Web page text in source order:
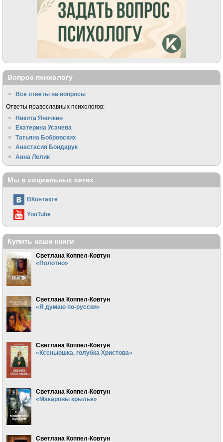
Вопрос психологу
Все ответы на вопросы
Ответы православных психологов:
Никита Яночкин
Екатерина Усачева
Татьяна Бобровских
Анастасия Бондарук
Анна Лелик
Мы в социальных сетях
ВКонтакте
YouTube
Купить наши книги
Светлана Коппел-Ковтун
«Полотно»
Светлана Коппел-Ковтун
«Я думаю по-русски»
Светлана Коппел-Ковтун
«Ксеньюшка, голубка Христова»
Светлана Коппел-Ковтун
«Макаровы крылья»
Светлана Коппел-Ковтун